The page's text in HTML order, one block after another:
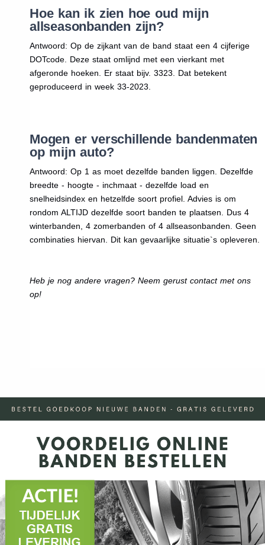
Hoe kan ik zien hoe oud mijn
allseasonbanden zijn?
Antwoord: Op de zijkant van de band staat een 4 cijferige
DOTcode. Deze staat omlijnd met een vierkant met
afgeronde hoeken. Er staat bijv. 3323. Dat betekent
geproduceerd in week 33-2023.
Mogen er verschillende bandenmaten
op mijn auto?
Antwoord: Op 1 as moet dezelfde banden liggen. Dezelfde
breedte - hoogte - inchmaat - dezelfde load en
snelheidsindex en hetzelfde soort profiel. Advies is om
rondom ALTIJD dezelfde soort banden te plaatsen. Dus 4
winterbanden, 4 zomerbanden of 4 allseasonbanden. Geen
combinaties hiervan. Dit kan gevaarlijke situatie`s opleveren.
Heb je nog andere vragen? Neem gerust contact met ons
op!